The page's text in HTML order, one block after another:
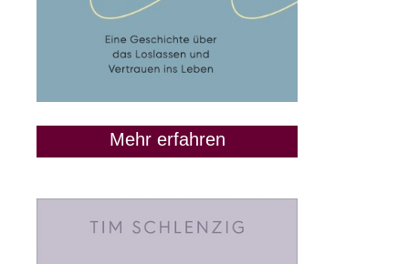
Mehr erfahren